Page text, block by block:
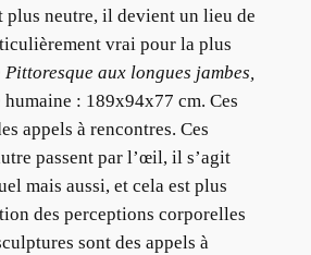
plus neutre, il devient un lieu de
vrai pour la plus
Pittoresque aux longues jambes,
: 189x94x77 cm. Ces
appels à rencontres. Ces
passent par l’œil, il s’agit
mais aussi, et cela est plus
des perceptions corporelles
sont des appels à